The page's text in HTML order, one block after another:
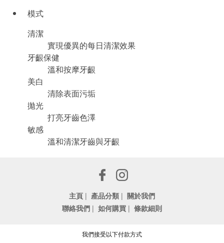
模式
清潔
實現優異的每日清潔效果
牙齦保健
溫和按摩牙齦
美白
清除表面污垢
拋光
打亮牙齒色澤
敏感
溫和清潔牙齒與牙齦
主頁 | 產品分類 | 關於我們
聯絡我們 | 如何購買 | 條款細則
我們接受以下付款方式